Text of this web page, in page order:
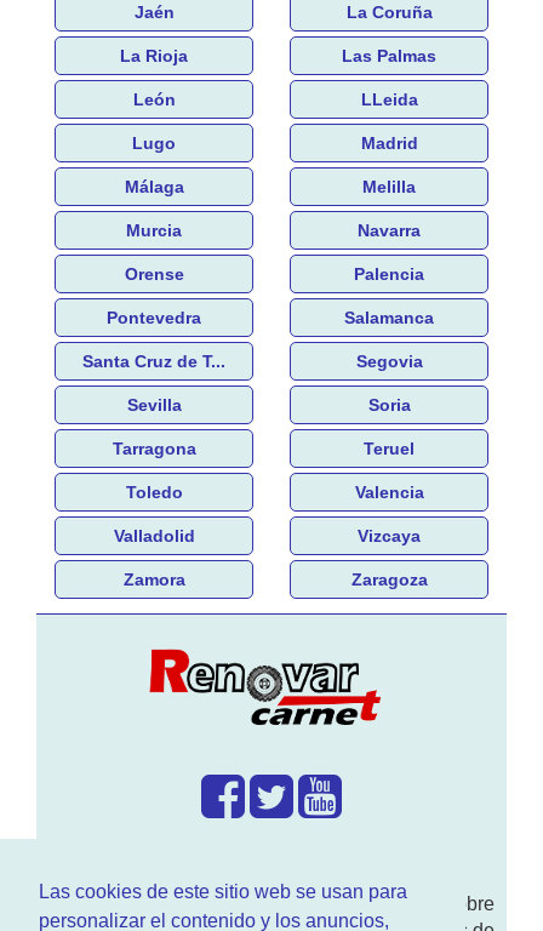
Las cookies de este sitio web se usan para
personalizar el contenido y los anuncios,
Jaén La Coruña
La Rioja Las Palmas
León LLeida
Lugo Madrid
Málaga Melilla
Murcia Navarra
Orense Palencia
Pontevedra Salamanca
Santa Cruz de T... Segovia
Sevilla Soria
Tarragona Teruel
Toledo Valencia
Valladolid Vizcaya
Zamora Zaragoza
Enwww.RenovarCarnet.comTe contamos sobre